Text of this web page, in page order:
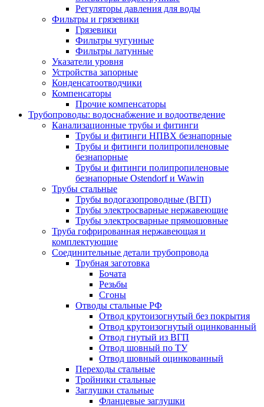
Регуляторы давления для воды
Фильтры и грязевики
Грязевики
Фильтры чугунные
Фильтры латунные
Указатели уровня
Устройства запорные
Конденсатоотводчики
Компенсаторы
Прочие компенсаторы
Трубопроводы: водоснабжение и водоотведение
Канализационные трубы и фитинги
Трубы и фитинги НПВХ безнапорные
Трубы и фитинги полипропиленовые
безнапорные
Трубы и фитинги полипропиленовые
безнапорные Ostendorf и Wawin
Трубы стальные
Трубы водогазопроводные (ВГП)
Трубы электросварные нержавеющие
Трубы электросварные прямошовные
Труба гофрированная нержавеющая и
комплектующие
Соединительные детали трубопровода
Трубная заготовка
Бочата
Резьбы
Сгоны
Отводы стальные РФ
Отвод крутоизогнутый без покрытия
Отвод крутоизогнутый оцинкованный
Отвод гнутый из ВГП
Отвод шовный по ТУ
Отвод шовный оцинкованный
Переходы стальные
Тройники стальные
Заглушки стальные
Фланцевые заглушки